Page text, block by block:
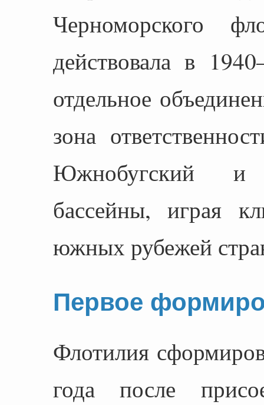
действовала в
отдельное
зона
Южнобугский и
бассейны, играя
южных рубежей
Первое
Флотилия
года после